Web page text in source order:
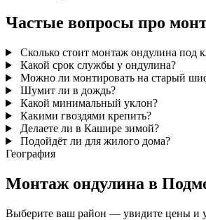
Частые вопросы про
Сколько стоит монтаж ондулина под
Какой срок службы у ондулина?
Можно ли монтировать на старый
Шумит ли в дождь?
Какой минимальный уклон?
Какими гвоздями крепить?
Делаете ли в Кашире зимой?
Подойдёт ли для жилого дома?
География
Монтаж ондулина в
Выберите ваш район — увидите цены и